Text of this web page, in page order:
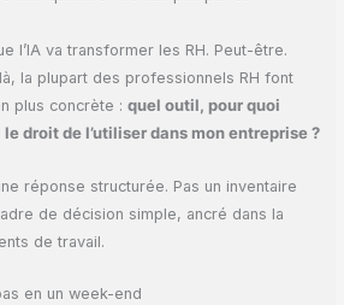
l’IA va transformer les RH. Peut-être.
la plupart des professionnels RH font
plus concrète : quel outil, pour quoi
droit de l’utiliser dans mon entreprise ?
réponse structurée. Pas un inventaire
de décision simple, ancré dans la
de travail.
en un week-end